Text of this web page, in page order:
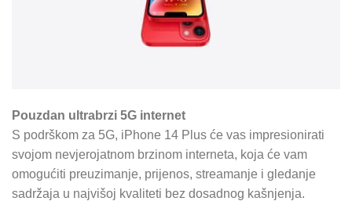
Pouzdan ultrabrzi 5G internet
S podrškom za 5G, iPhone 14 Plus će vas impresionirati
svojom nevjerojatnom brzinom interneta, koja će vam
omogućiti preuzimanje, prijenos, streamanje i gledanje
sadržaja u najvišoj kvaliteti bez dosadnog kašnjenja.